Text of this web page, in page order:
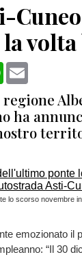
volta
WhatsApp
ha
lo scorso novembre
emozionato il
“Il 30